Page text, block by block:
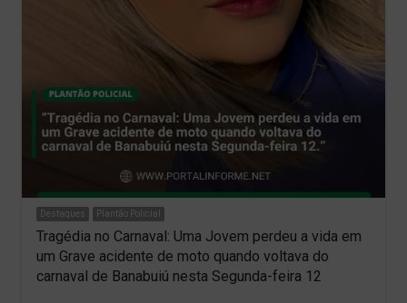
Destaques Plantão Policial
Tragédia no Carnaval: Uma Jovem perdeu a vida em
um Grave acidente de moto quando voltava do
carnaval de Banabuiú nesta Segunda-feira 12